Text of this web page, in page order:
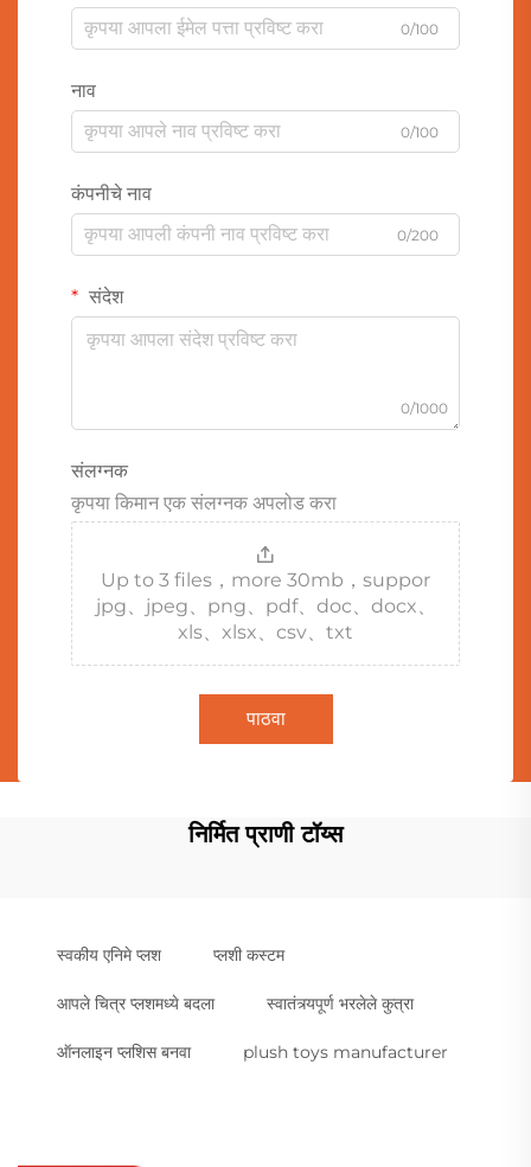
0/100
नाव
0/100
कंपनीचे नाव
0/200
संदेश
0/1000
संलग्नक
कृपया किमान एक संलग्नक अपलोड करा
Up to 3 files，more 30mb，suppor
jpg、jpeg、png、pdf、doc、docx、
xls、xlsx、csv、txt
पाठवा
निर्मित प्राणी टॉय्स
स्वकीय एनिमे प्लश प्लशी कस्टम
आपले चित्र प्लशमध्ये बदला स्वातंत्र्यपूर्ण भरलेले कुत्रा
ऑनलाइन प्लशिस बनवा plush toys manufacturer